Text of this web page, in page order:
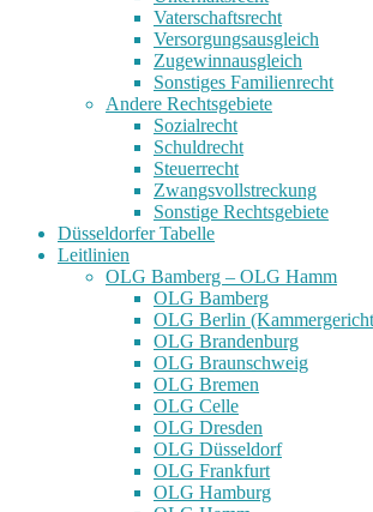
Vaterschaftsrecht
Versorgungsausgleich
Zugewinnausgleich
Sonstiges Familienrecht
Andere Rechtsgebiete
Sozialrecht
Schuldrecht
Steuerrecht
Zwangsvollstreckung
Sonstige Rechtsgebiete
Düsseldorfer Tabelle
Leitlinien
OLG Bamberg – OLG Hamm
OLG Bamberg
OLG Berlin
OLG Brandenburg
OLG Braunschweig
OLG Bremen
OLG Celle
OLG Dresden
OLG Düsseldorf
OLG Frankfurt
OLG Hamburg